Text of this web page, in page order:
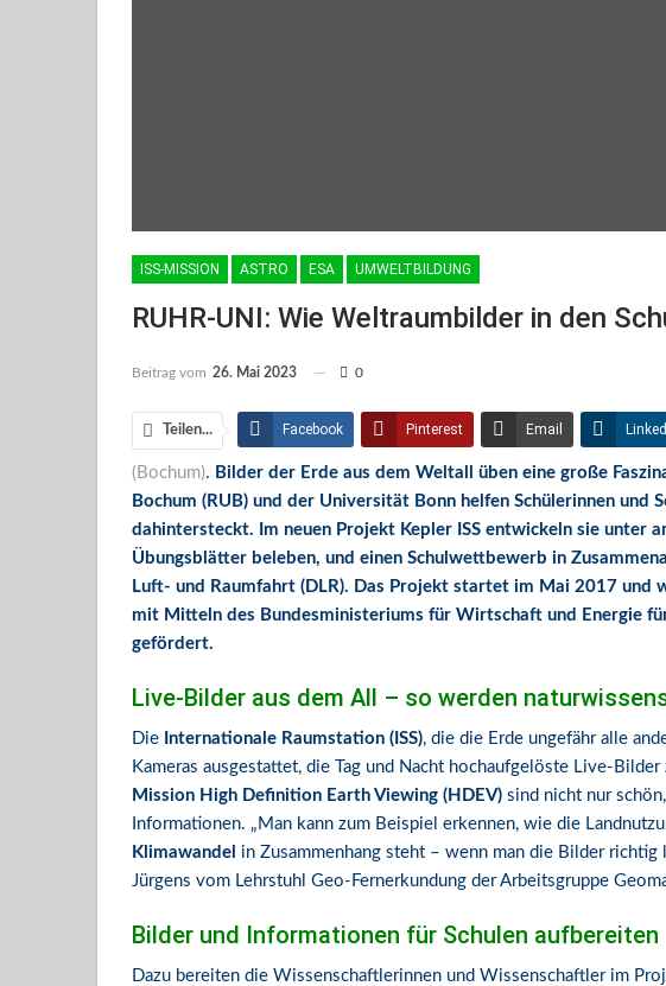
ISS-MISSION ASTRO ESA UMWELTBILDUNG
RUHR-UNI: Wie Weltraumbilder in den
Beitrag vom 26. Mai 2023 0
Teilen... Facebook Pinterest Email
Facebook Messenger
(Bochum). Bilder der Erde aus dem Weltall üben eine große
Bochum (RUB) und der Universität Bonn helfen Schülerinnen und
dahintersteckt. Im neuen Projekt Kepler ISS entwickeln sie unter
Übungsblätter beleben, und einen Schulwettbewerb in
Luft- und Raumfahrt (DLR). Das Projekt startet im Mai 2017 und
mit Mitteln des Bundesministeriums für Wirtschaft und Energie
gefördert.
Live-Bilder aus dem All – so werden
Die Internationale Raumstation (ISS), die die Erde ungefähr alle
Kameras ausgestattet, die Tag und Nacht hochaufgelöste Live-
Mission High Definition Earth Viewing (HDEV) sind nicht nur
Informationen. „Man kann zum Beispiel erkennen, wie die
Klimawandel in Zusammenhang steht – wenn man die Bilder richtig
Jürgens vom Lehrstuhl Geo-Fernerkundung der Arbeitsgruppe
Bilder und Informationen für Schulen aufbereiten
Dazu bereiten die Wissenschaftlerinnen und Wissenschaftler im